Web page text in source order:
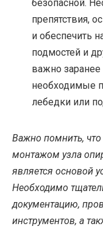
безопасной.
препятствия,
и обеспечить
подмостей и
важно заранее
необходимые
лебедки или
Важно помнить, что
монтажом узла
является основой
Необходимо
документацию,
инструментов, а